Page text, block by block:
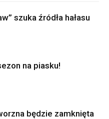
szuka źródła hałasu
na piasku!
będzie zamknięta